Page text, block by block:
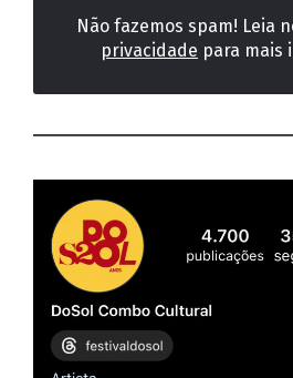
Não fazemos spam! Leia
privacidade para mais